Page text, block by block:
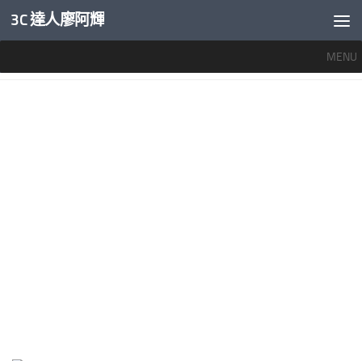
內文下方
3C 達人廖阿輝
MENU